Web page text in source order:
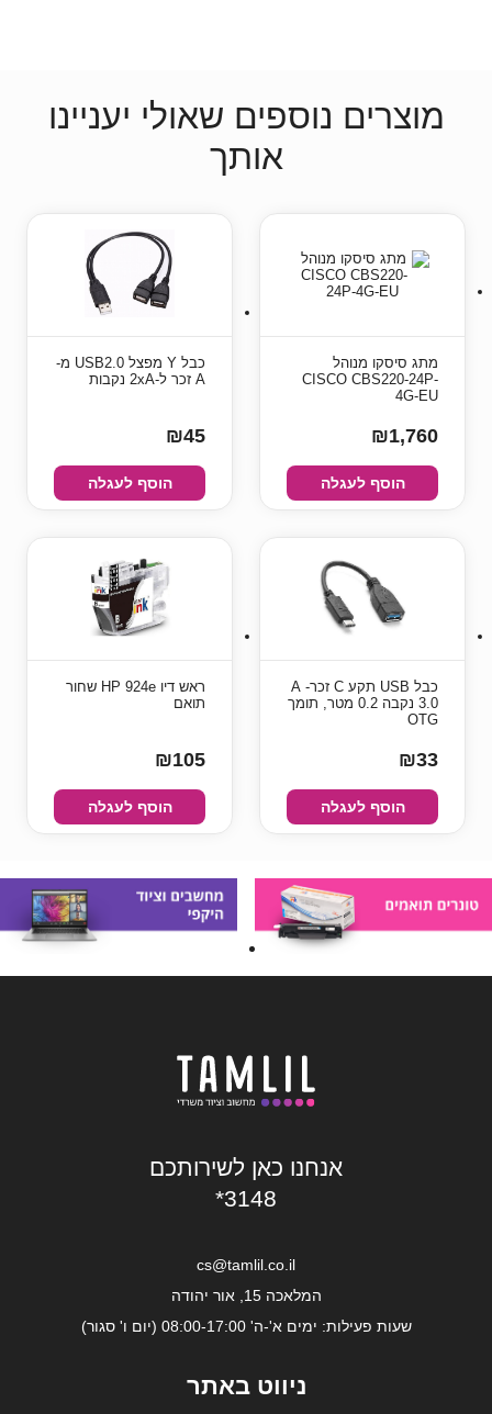
מוצרים נוספים שאולי יעניינו
אותך
מתג סיסקו מנוהל
CISCO CBS220-24P-
4G-EU
₪1,760
הוסף לעגלה
כבל Y מפצל USB2.0 מ-
A זכר ל-2xA נקבות
₪45
הוסף לעגלה
כבל USB תקע C זכר- A
3.0 נקבה 0.2 מטר, תומך
OTG
₪33
הוסף לעגלה
ראש דיו HP 924e שחור
תואם
₪105
הוסף לעגלה
אנחנו כאן לשירותכם
*3148
cs@tamlil.co.il
המלאכה 15, אור יהודה
שעות פעילות: ימים א'-ה' 08:00-17:00 (יום ו' סגור)
ניווט באתר